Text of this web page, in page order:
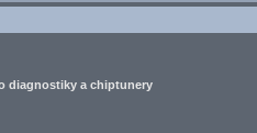
diagnostiky a chiptunery